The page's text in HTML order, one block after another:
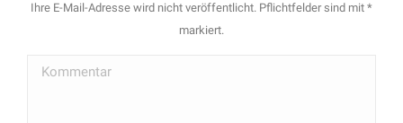
Ihre E-Mail-Adresse wird nicht veröffentlicht. Pflichtfelder sind mit *
markiert.
Kommentar